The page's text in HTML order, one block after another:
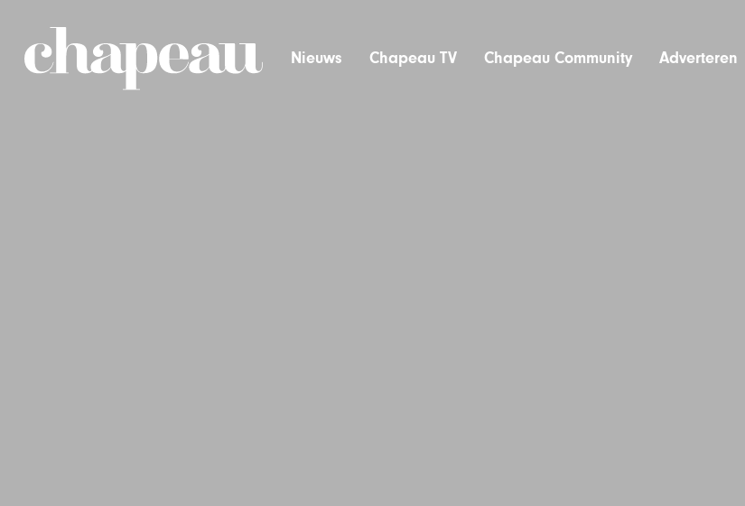
Nieuws Chapeau TV Chapeau Community Adverteren